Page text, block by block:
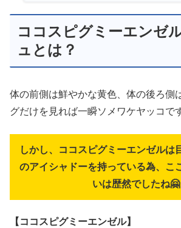
ココスピグミーエンゼ
ュとは？
体の前側は鮮やかな黄色、体の後ろ側
グだけを見れば一瞬ソメワケヤッコで
しかし、ココスピグミーエンゼルは
のアイシャドーを持っている為、こ
いは歴然でしたね🤗
【ココスピグミーエンゼル】